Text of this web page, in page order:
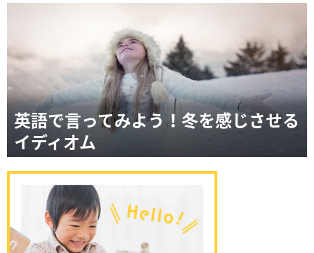
英語で言ってみよう！冬を感じさせる
イディオム